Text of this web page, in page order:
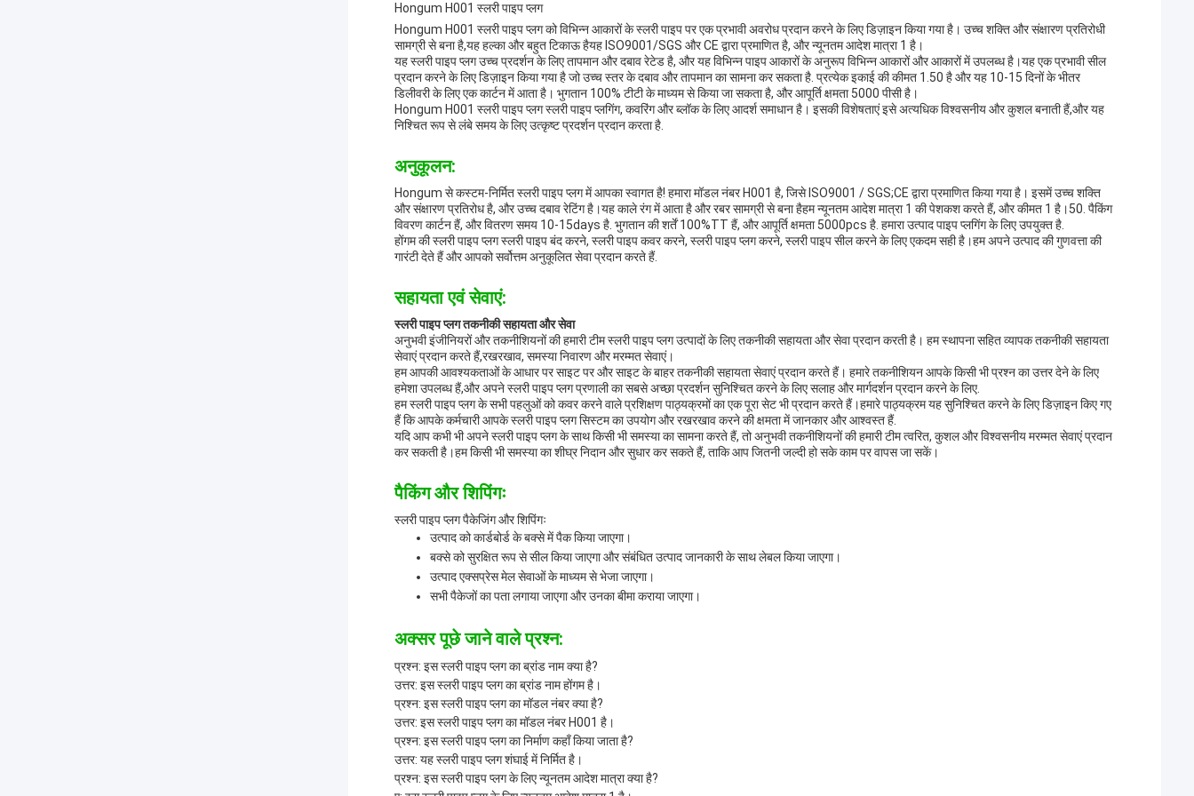
Hongum H001 स्लरी पाइप प्लग
Hongum H001 स्लरी पाइप प्लग को विभिन्न आकारों के स्लरी पाइप पर एक प्रभावी अवरोध प्रदान करने के लिए डिज़ाइन किया गया है। उच्च शक्ति और संक्षारण प्रतिरोधी
सामग्री से बना है,यह हल्का और बहुत टिकाऊ हैयह ISO9001/SGS और CE द्वारा प्रमाणित है, और न्यूनतम आदेश मात्रा 1 है।
यह स्लरी पाइप प्लग उच्च प्रदर्शन के लिए तापमान और दबाव रेटेड है, और यह विभिन्न पाइप आकारों के अनुरूप विभिन्न आकारों और आकारों में उपलब्ध है।यह एक प्रभावी सील
प्रदान करने के लिए डिज़ाइन किया गया है जो उच्च स्तर के दबाव और तापमान का सामना कर सकता है. प्रत्येक इकाई की कीमत 1.50 है और यह 10-15 दिनों के भीतर
डिलीवरी के लिए एक कार्टन में आता है। भुगतान 100% टीटी के माध्यम से किया जा सकता है, और आपूर्ति क्षमता 5000 पीसी है।
Hongum H001 स्लरी पाइप प्लग स्लरी पाइप प्लगिंग, कवरिंग और ब्लॉक के लिए आदर्श समाधान है। इसकी विशेषताएं इसे अत्यधिक विश्वसनीय और कुशल बनाती हैं,और यह
निश्चित रूप से लंबे समय के लिए उत्कृष्ट प्रदर्शन प्रदान करता है.
अनुकूलन:
Hongum से कस्टम-निर्मित स्लरी पाइप प्लग में आपका स्वागत है! हमारा मॉडल नंबर H001 है, जिसे ISO9001 / SGS;CE द्वारा प्रमाणित किया गया है। इसमें उच्च शक्ति
और संक्षारण प्रतिरोध है, और उच्च दबाव रेटिंग है।यह काले रंग में आता है और रबर सामग्री से बना हैहम न्यूनतम आदेश मात्रा 1 की पेशकश करते हैं, और कीमत 1 है।50. पैकिंग
विवरण कार्टन हैं, और वितरण समय 10-15days है. भुगतान की शर्तें 100%TT हैं, और आपूर्ति क्षमता 5000pcs है. हमारा उत्पाद पाइप प्लगिंग के लिए उपयुक्त है.
होंगम की स्लरी पाइप प्लग स्लरी पाइप बंद करने, स्लरी पाइप कवर करने, स्लरी पाइप प्लग करने, स्लरी पाइप सील करने के लिए एकदम सही है।हम अपने उत्पाद की गुणवत्ता की
गारंटी देते हैं और आपको सर्वोत्तम अनुकूलित सेवा प्रदान करते हैं.
सहायता एवं सेवाएं:
स्लरी पाइप प्लग तकनीकी सहायता और सेवा
अनुभवी इंजीनियरों और तकनीशियनों की हमारी टीम स्लरी पाइप प्लग उत्पादों के लिए तकनीकी सहायता और सेवा प्रदान करती है। हम स्थापना सहित व्यापक तकनीकी सहायता
सेवाएं प्रदान करते हैं,रखरखाव, समस्या निवारण और मरम्मत सेवाएं।
हम आपकी आवश्यकताओं के आधार पर साइट पर और साइट के बाहर तकनीकी सहायता सेवाएं प्रदान करते हैं। हमारे तकनीशियन आपके किसी भी प्रश्न का उत्तर देने के लिए
हमेशा उपलब्ध हैं,और अपने स्लरी पाइप प्लग प्रणाली का सबसे अच्छा प्रदर्शन सुनिश्चित करने के लिए सलाह और मार्गदर्शन प्रदान करने के लिए.
हम स्लरी पाइप प्लग के सभी पहलुओं को कवर करने वाले प्रशिक्षण पाठ्यक्रमों का एक पूरा सेट भी प्रदान करते हैं।हमारे पाठ्यक्रम यह सुनिश्चित करने के लिए डिज़ाइन किए गए
हैं कि आपके कर्मचारी आपके स्लरी पाइप प्लग सिस्टम का उपयोग और रखरखाव करने की क्षमता में जानकार और आश्वस्त हैं.
यदि आप कभी भी अपने स्लरी पाइप प्लग के साथ किसी भी समस्या का सामना करते हैं, तो अनुभवी तकनीशियनों की हमारी टीम त्वरित, कुशल और विश्वसनीय मरम्मत सेवाएं प्रदान
कर सकती है।हम किसी भी समस्या का शीघ्र निदान और सुधार कर सकते हैं, ताकि आप जितनी जल्दी हो सके काम पर वापस जा सकें।
पैकिंग और शिपिंगः
स्लरी पाइप प्लग पैकेजिंग और शिपिंगः
उत्पाद को कार्डबोर्ड के बक्से में पैक किया जाएगा।
बक्से को सुरक्षित रूप से सील किया जाएगा और संबंधित उत्पाद जानकारी के साथ लेबल किया जाएगा।
उत्पाद एक्सप्रेस मेल सेवाओं के माध्यम से भेजा जाएगा।
सभी पैकेजों का पता लगाया जाएगा और उनका बीमा कराया जाएगा।
अक्सर पूछे जाने वाले प्रश्न:
प्रश्न: इस स्लरी पाइप प्लग का ब्रांड नाम क्या है?
उत्तर: इस स्लरी पाइप प्लग का ब्रांड नाम होंगम है।
प्रश्न: इस स्लरी पाइप प्लग का मॉडल नंबर क्या है?
उत्तर: इस स्लरी पाइप प्लग का मॉडल नंबर H001 है।
प्रश्न: इस स्लरी पाइप प्लग का निर्माण कहाँ किया जाता है?
उत्तर: यह स्लरी पाइप प्लग शंघाई में निर्मित है।
प्रश्न: इस स्लरी पाइप प्लग के लिए न्यूनतम आदेश मात्रा क्या है?